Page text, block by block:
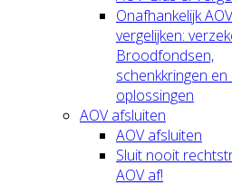
Onafhankelijk AOV
vergelijken:
Broodfondsen,
schenkkringen en
oplossingen
AOV afsluiten
AOV afsluiten
Sluit nooit
AOV af!